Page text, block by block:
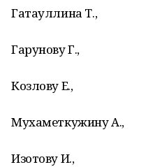
Гатауллина Т.,
Гарунову Г.,
Козлову Е.,
Мухаметкужину А.,
Изотову И.,